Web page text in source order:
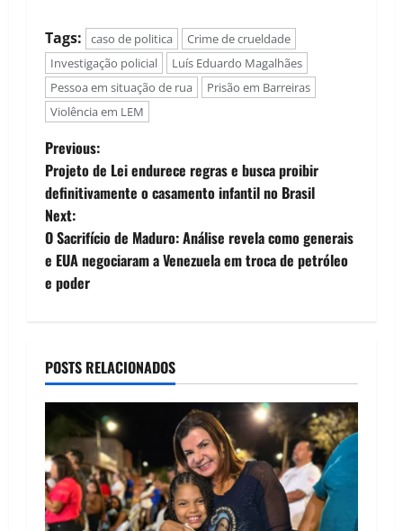
Tags: caso de politica
Crime de crueldade
Investigação policial
Luís Eduardo Magalhães
Pessoa em situação de rua
Prisão em Barreiras
Violência em LEM
P
o
s
t
n
v
g
a
Previous:
Projeto de Lei endurece regras e busca proibir
definitivamente o casamento infantil no Brasil
Next:
O Sacrifício de Maduro: Análise revela como generais
e EUA negociaram a Venezuela em troca de petróleo
e poder
POSTS RELACIONADOS